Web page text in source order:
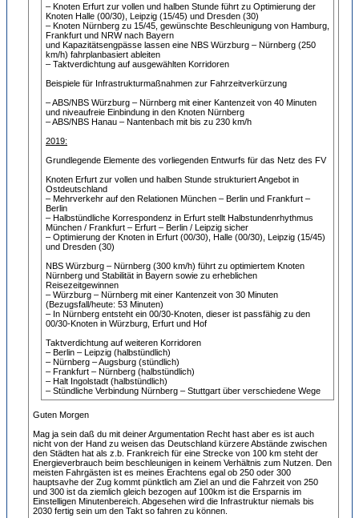
– Knoten Erfurt zur vollen und halben Stunde führt zu Optimierung der
Knoten Halle (00/30), Leipzig (15/45) und Dresden (30)
– Knoten Nürnberg zu 15/45, gewünschte Beschleunigung von Hamburg,
Frankfurt und NRW nach Bayern
und Kapazitätsengpässe lassen eine NBS Würzburg – Nürnberg (250
km/h) fahrplanbasiert ableiten
– Taktverdichtung auf ausgewählten Korridoren
Beispiele für Infrastrukturmaßnahmen zur Fahrzeitverkürzung
– ABS/NBS Würzburg – Nürnberg mit einer Kantenzeit von 40 Minuten
und niveaufreie Einbindung in den Knoten Nürnberg
– ABS/NBS Hanau – Nantenbach mit bis zu 230 km/h
2019:
Grundlegende Elemente des vorliegenden Entwurfs für das Netz des FV
Knoten Erfurt zur vollen und halben Stunde strukturiert Angebot in
Ostdeutschland
– Mehrverkehr auf den Relationen München – Berlin und Frankfurt –
Berlin
– Halbstündliche Korrespondenz in Erfurt stellt Halbstundenrhythmus
München / Frankfurt – Erfurt – Berlin / Leipzig sicher
– Optimierung der Knoten in Erfurt (00/30), Halle (00/30), Leipzig (15/45)
und Dresden (30)
NBS Würzburg – Nürnberg (300 km/h) führt zu optimiertem Knoten
Nürnberg und Stabilität in Bayern sowie zu erheblichen
Reisezeitgewinnen
– Würzburg – Nürnberg mit einer Kantenzeit von 30 Minuten
(Bezugsfall/heute: 53 Minuten)
– In Nürnberg entsteht ein 00/30-Knoten, dieser ist passfähig zu den
00/30-Knoten in Würzburg, Erfurt und Hof
Taktverdichtung auf weiteren Korridoren
– Berlin – Leipzig (halbstündlich)
– Nürnberg – Augsburg (stündlich)
– Frankfurt – Nürnberg (halbstündlich)
– Halt Ingolstadt (halbstündlich)
– Stündliche Verbindung Nürnberg – Stuttgart über verschiedene Wege
Guten Morgen
Mag ja sein daß du mit deiner Argumentation Recht hast aber es ist auch
nicht von der Hand zu weisen das Deutschland kürzere Abstände zwischen
den Städten hat als z.b. Frankreich für eine Strecke von 100 km steht der
Energieverbrauch beim beschleunigen in keinem Verhältnis zum Nutzen. Den
meisten Fahrgästen ist es meines Erachtens egal ob 250 oder 300
hauptsavhe der Zug kommt pünktlich am Ziel an und die Fahrzeit von 250
und 300 ist da ziemlich gleich bezogen auf 100km ist die Ersparnis im
Einstelligen Minutenbereich. Abgesehen wird die Infrastruktur niemals bis
2030 fertig sein um den Takt so fahren zu können.